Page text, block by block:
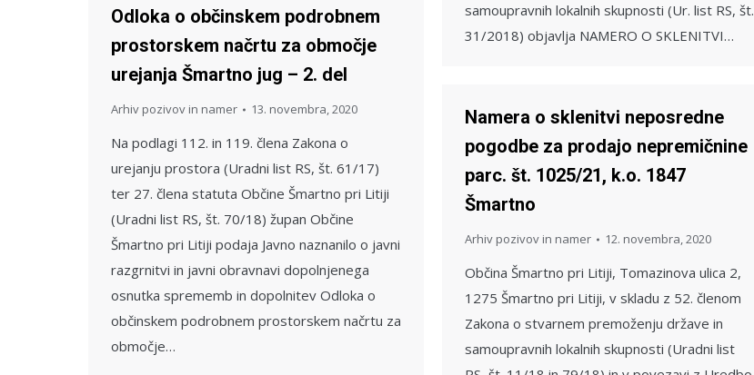
samoupravnih lokalnih skupnosti (Ur. list RS, št.
31/2018) objavlja NAMERO O SKLENITVI…
Odloka o občinskem podrobnem
prostorskem načrtu za območje
urejanja Šmartno jug – 2. del
Arhiv pozivov in namer 13. novembra, 2020
Na podlagi 112. in 119. člena Zakona o
urejanju prostora (Uradni list RS, št. 61/17)
ter 27. člena statuta Občine Šmartno pri Litiji
(Uradni list RS, št. 70/18) župan Občine
Šmartno pri Litiji podaja Javno naznanilo o javni
razgrnitvi in javni obravnavi dopolnjenega
osnutka sprememb in dopolnitev Odloka o
občinskem podrobnem prostorskem načrtu za
območje…
Namera o sklenitvi neposredne
pogodbe za prodajo nepremičnine
parc. št. 1025/21, k.o. 1847
Šmartno
Arhiv pozivov in namer 12. novembra, 2020
Občina Šmartno pri Litiji, Tomazinova ulica 2,
1275 Šmartno pri Litiji, v skladu z 52. členom
Zakona o stvarnem premoženju države in
samoupravnih lokalnih skupnosti (Uradni list